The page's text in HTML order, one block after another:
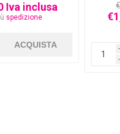
Iva inclusa
spedizione